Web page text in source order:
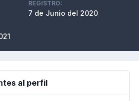
REGISTRO:
7 de Junio del 2020
al perfil